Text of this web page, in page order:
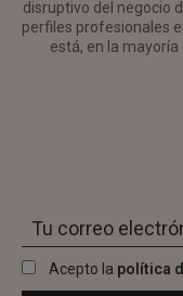
disruptivo del negocio
perfiles profesionales
está, en la mayoría
Acepto la política